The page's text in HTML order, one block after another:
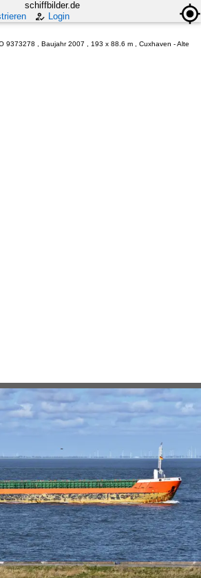
schiffbilder.de
Login
9373278 , Baujahr 2007 , 193 x 88.6 m , Cuxhaven - Alte